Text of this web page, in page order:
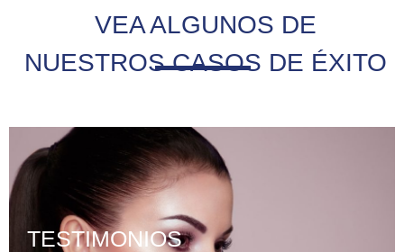
VEA ALGUNOS DE
NUESTROS CASOS DE ÉXITO
TESTIMONIOS